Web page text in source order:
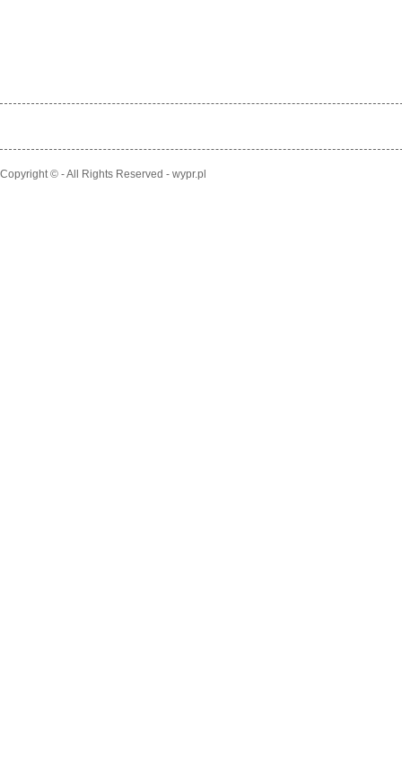
Copyright © - All Rights Reserved - wypr.pl